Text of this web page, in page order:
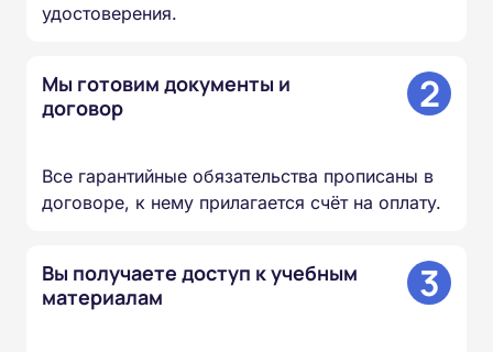
удостоверения.
Мы готовим документы и
договор
2
Все гарантийные обязательства прописаны в
договоре, к нему прилагается счёт на оплату.
Вы получаете доступ к учебным
материалам
3